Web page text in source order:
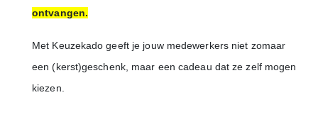
ontvangen.
Met Keuzekado geeft je jouw medewerkers niet zomaar
een (kerst)geschenk, maar een cadeau dat ze zelf mogen
kiezen.